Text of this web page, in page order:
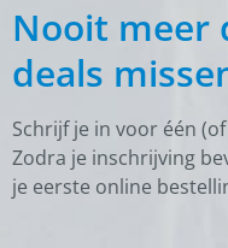
Nooit meer
deals
Schrijf je in voor één
Zodra je inschrijving
je eerste online